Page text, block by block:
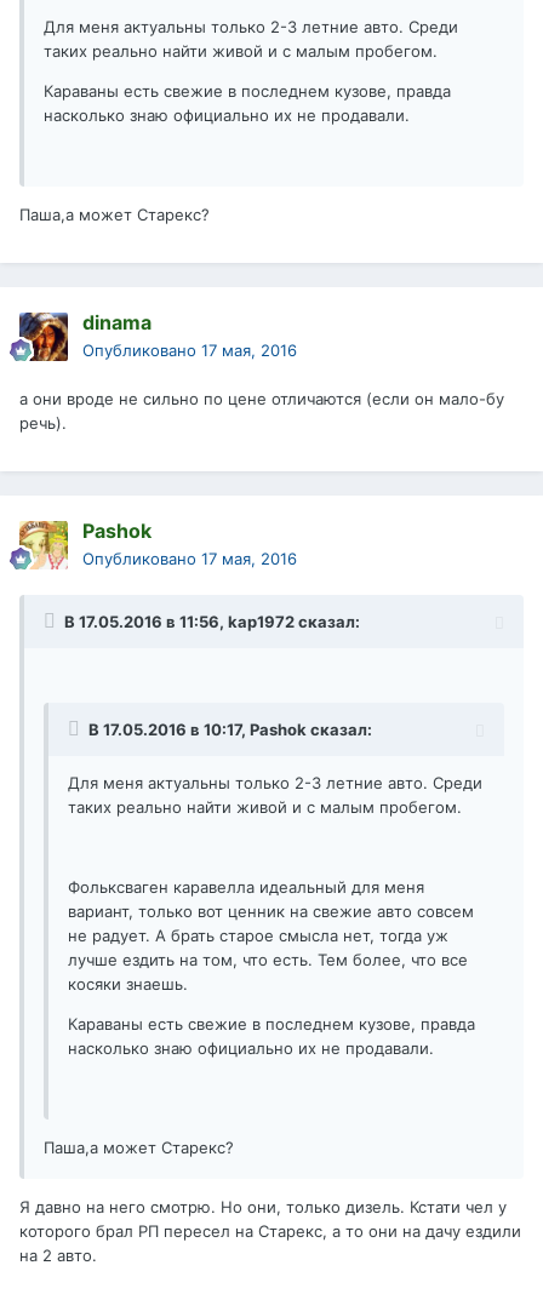
Для меня актуальны только 2-3 летние авто. Среди
таких реально найти живой и с малым пробегом.
Караваны есть свежие в последнем кузове, правда
насколько знаю официально их не продавали.
Паша,а может Старекс?
dinama
Опубликовано 17 мая, 2016
а они вроде не сильно по цене отличаются (если он мало-бу
речь).
Pashok
Опубликовано 17 мая, 2016
В 17.05.2016 в 11:56, kap1972 сказал:
В 17.05.2016 в 10:17, Pashok сказал:
Для меня актуальны только 2-3 летние авто. Среди
таких реально найти живой и с малым пробегом.
Фольксваген каравелла идеальный для меня
вариант, только вот ценник на свежие авто совсем
не радует. А брать старое смысла нет, тогда уж
лучше ездить на том, что есть. Тем более, что все
косяки знаешь.
Караваны есть свежие в последнем кузове, правда
насколько знаю официально их не продавали.
Паша,а может Старекс?
Я давно на него смотрю. Но они, только дизель. Кстати чел у
которого брал РП пересел на Старекс, а то они на дачу ездили
на 2 авто.